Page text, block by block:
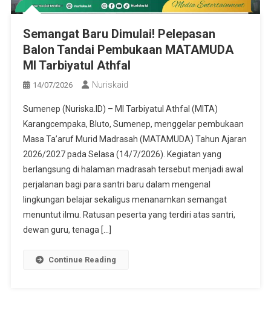
Semangat Baru Dimulai! Pelepasan
Balon Tandai Pembukaan MATAMUDA
MI Tarbiyatul Athfal
14/07/2026 Nuriskaid
Sumenep (Nuriska.ID) – MI Tarbiyatul Athfal (MITA)
Karangcempaka, Bluto, Sumenep, menggelar pembukaan
Masa Ta’aruf Murid Madrasah (MATAMUDA) Tahun Ajaran
2026/2027 pada Selasa (14/7/2026). Kegiatan yang
berlangsung di halaman madrasah tersebut menjadi awal
perjalanan bagi para santri baru dalam mengenal
lingkungan belajar sekaligus menanamkan semangat
menuntut ilmu. Ratusan peserta yang terdiri atas santri,
dewan guru, tenaga […]
Continue Reading